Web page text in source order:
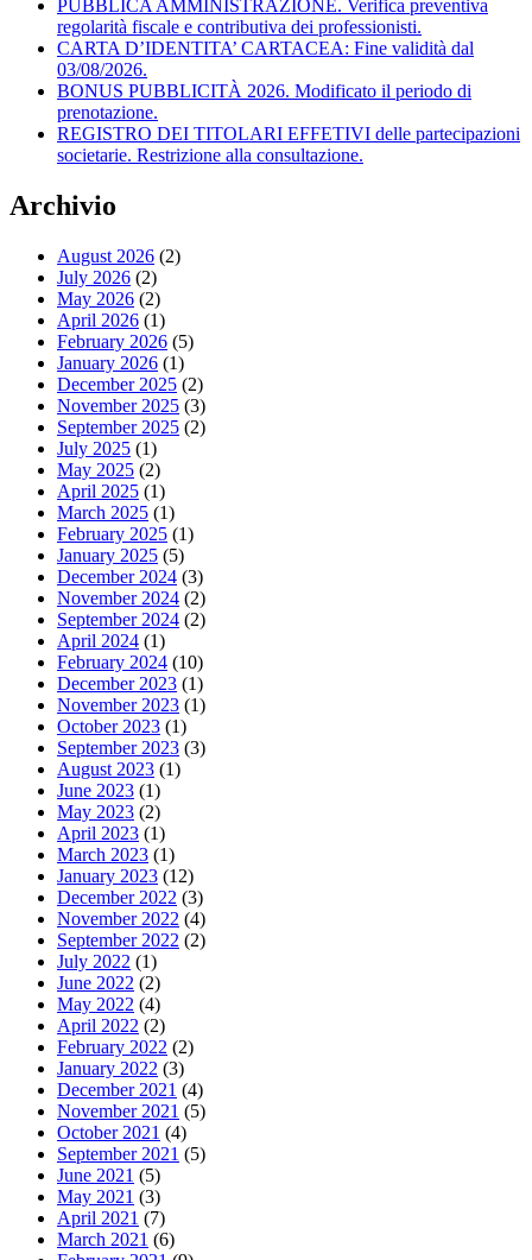
PUBBLICA AMMINISTRAZIONE. Verifica preventiva
regolarità fiscale e contributiva dei professionisti.
CARTA D’IDENTITA’ CARTACEA: Fine validità dal
03/08/2026.
BONUS PUBBLICITÀ 2026. Modificato il periodo di
prenotazione.
REGISTRO DEI TITOLARI EFFETIVI delle partecipazioni
societarie. Restrizione alla consultazione.
Archivio
August 2026 (2)
July 2026 (2)
May 2026 (2)
April 2026 (1)
February 2026 (5)
January 2026 (1)
December 2025 (2)
November 2025 (3)
September 2025 (2)
July 2025 (1)
May 2025 (2)
April 2025 (1)
March 2025 (1)
February 2025 (1)
January 2025 (5)
December 2024 (3)
November 2024 (2)
September 2024 (2)
April 2024 (1)
February 2024 (10)
December 2023 (1)
November 2023 (1)
October 2023 (1)
September 2023 (3)
August 2023 (1)
June 2023 (1)
May 2023 (2)
April 2023 (1)
March 2023 (1)
January 2023 (12)
December 2022 (3)
November 2022 (4)
September 2022 (2)
July 2022 (1)
June 2022 (2)
May 2022 (4)
April 2022 (2)
February 2022 (2)
January 2022 (3)
December 2021 (4)
November 2021 (5)
October 2021 (4)
September 2021 (5)
June 2021 (5)
May 2021 (3)
April 2021 (7)
March 2021 (6)